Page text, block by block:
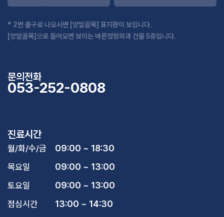
* 2번 출구로 나오시면 [양말골목] 표지판이 보입니다.
[양말골목]으로 들어오면 보이는 바른정형외과 건물 5층입니다.
문의전화
053-252-0808
진료시간
월/화/수/금 09:00 ~ 18:30
목요일 09:00 ~ 13:00
토요일 09:00 ~ 13:00
점심시간 13:00 ~ 14:30